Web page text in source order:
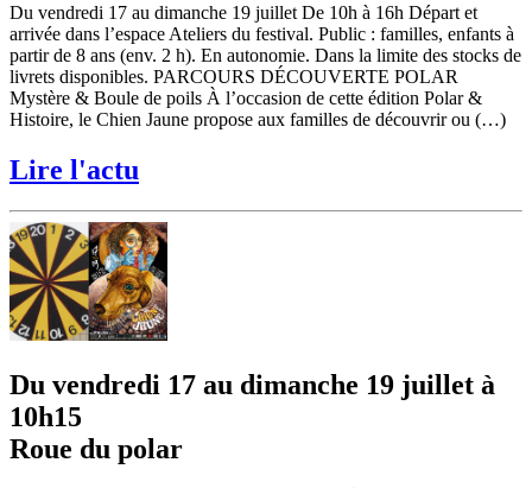
Du vendredi 17 au dimanche 19 juillet De 10h à 16h Départ et
arrivée dans l’espace Ateliers du festival. Public : familles, enfants à
partir de 8 ans (env. 2 h). En autonomie. Dans la limite des stocks de
livrets disponibles. PARCOURS DÉCOUVERTE POLAR
Mystère & Boule de poils À l’occasion de cette édition Polar &
Histoire, le Chien Jaune propose aux familles de découvrir ou (…)
Lire l'actu
Du vendredi 17 au dimanche 19 juillet à
10h15
Roue du polar